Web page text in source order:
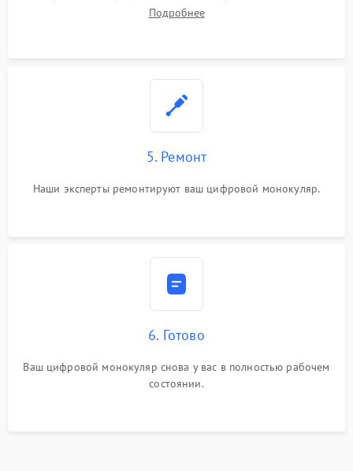
Подробнее
5. Ремонт
Наши эксперты ремонтируют ваш цифровой монокуляр.
6. Готово
Ваш цифровой монокуляр снова у вас в полностью рабочем
состоянии.